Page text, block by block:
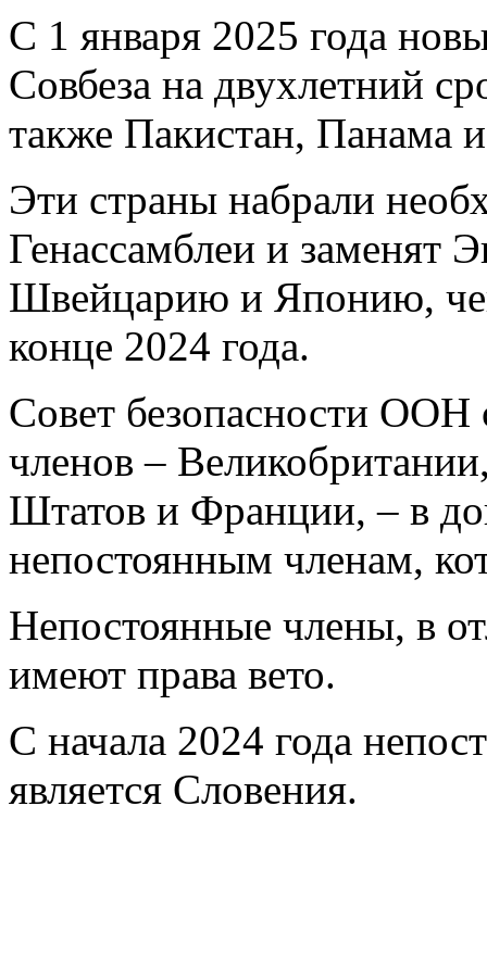
С 1 января 2025 года
Совбеза на двухлетний
также Пакистан, Панама
Эти страны набрали
Генассамблеи и заменят
Швейцарию и Японию,
конце 2024 года.
Совет безопасности ООН
членов –
Штатов и Франции, – в
непостоянным членам,
Непостоянные члены, в
имеют права вето.
С начала 2024 года
является Словения.